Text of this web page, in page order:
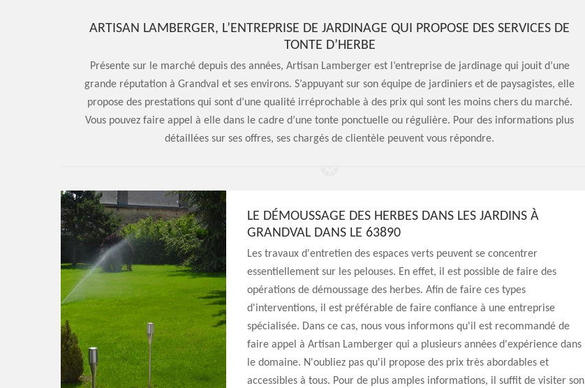
ARTISAN LAMBERGER, L’ENTREPRISE DE JARDINAGE QUI PROPOSE DES SERVICES DE
TONTE D’HERBE
Présente sur le marché depuis des années, Artisan Lamberger est l’entreprise de jardinage qui jouit d’une
grande réputation à Grandval et ses environs. S’appuyant sur son équipe de jardiniers et de paysagistes, elle
propose des prestations qui sont d’une qualité irréprochable à des prix qui sont les moins chers du marché.
Vous pouvez faire appel à elle dans le cadre d’une tonte ponctuelle ou régulière. Pour des informations plus
détaillées sur ses offres, ses chargés de clientèle peuvent vous répondre.
LE DÉMOUSSAGE DES HERBES DANS LES JARDINS À
GRANDVAL DANS LE 63890
Les travaux d'entretien des espaces verts peuvent se concentrer
essentiellement sur les pelouses. En effet, il est possible de faire des
opérations de démoussage des herbes. Afin de faire ces types
d'interventions, il est préférable de faire confiance à une entreprise
spécialisée. Dans ce cas, nous vous informons qu'il est recommandé de
faire appel à Artisan Lamberger qui a plusieurs années d'expérience dans
le domaine. N'oubliez pas qu'il propose des prix très abordables et
accessibles à tous. Pour de plus amples informations, il suffit de visiter son